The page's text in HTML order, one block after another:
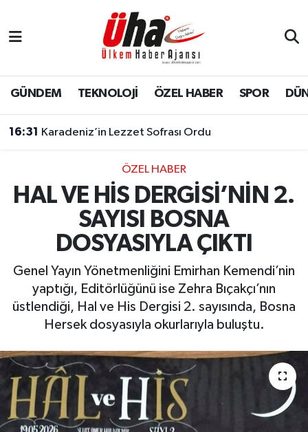
GÜNDEM TEKNOLOJİ ÖZEL HABER SPOR
16:31 Karadeniz’in Lezzet Sofrası Ordu
ÖZEL HABER
HAL VE HİS DERGİSİ’NİN 2.
SAYISI BOSNA
DOSYASIYLA ÇIKTI
Genel Yayın Yönetmenliğini Emirhan Kemendi’nin
yaptığı, Editörlüğünü ise Zehra Bıçakçı’nın
üstlendiği, Hal ve His Dergisi 2. sayısında, Bosna
Hersek dosyasıyla okurlarıyla buluştu.
İstanbul Nöbetçi Eczaneler
İstanbul Hava Durumu
Süper Lig Puan Durumu ve Fikstür
Tüm Manşetler
Haber Arşivi